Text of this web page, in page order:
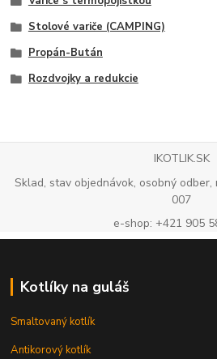
Stolové variče (CAMPING)
Propán-Bután
Rozdvojky a redukcie
IKOTLIK.SK
Sklad, stav objednávok, osobný
007
e-shop: +421 905
Kotlíky na guláš
Smaltovaný kotlík
Antikorový kotlík